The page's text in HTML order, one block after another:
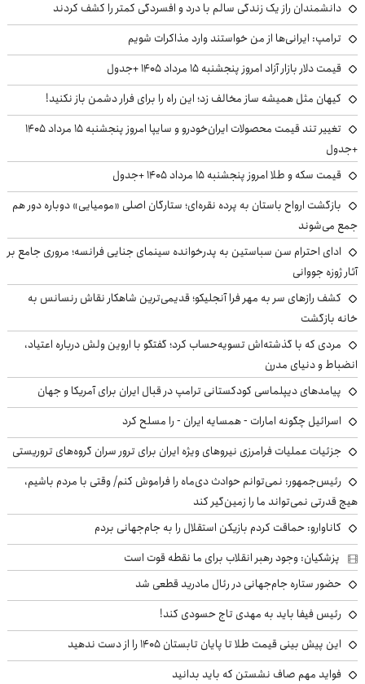
دانشمندان راز یک زندگی سالم با درد و افسردگی کمتر را کشف کردند
ترامپ: ایرانی‌ها از من خواستند وارد مذاکرات شویم
قیمت دلار بازار آزاد امروز پنجشنبه ۱۵ مرداد ۱۴۰۵ +جدول
کیهان مثل همیشه ساز مخالف زد؛ این راه را برای فرار دشمن باز نکنید!
تغییر تند قیمت محصولات ایران‌خودرو و سایپا امروز پنجشنبه ۱۵ مرداد ۱۴۰۵
+جدول
قیمت سکه و طلا امروز پنجشنبه ۱۵ مرداد ۱۴۰۵ +جدول
بازگشت ارواح باستان به پرده نقره‌ای؛ ستارگان اصلی «مومیایی» دوباره دور هم
جمع می‌شوند
ادای احترام سن سباستین به پدرخوانده سینمای جنایی فرانسه؛ مروری جامع بر
آثار ژوزه جووانی
کشف رازهای سر به مهر فرا آنجلیکو؛ قدیمی‌ترین شاهکار نقاش رنسانس به
خانه بازگشت
مردی که با گذشته‌اش تسویه‌حساب کرد؛ گفتگو با اروین ولش درباره اعتیاد،
انضباط و دنیای مدرن
پیامدهای دیپلماسی کودکستانی ترامپ در قبال ایران برای آمریکا و جهان
اسرائیل چگونه امارات - همسایه ایران - را مسلح کرد
جزئیات عملیات فرامرزی نیروهای ویژه ایران برای ترور سران گروه‌های تروریستی
رئیس‌جمهور: نمی‌توانم حوادث دی‌ماه را فراموش کنم/ وقتی با مردم باشیم،
هیچ قدرتی نمی‌تواند ما را زمین‌گیر کند
کاناوارو: حماقت کردم بازیکن استقلال را به جام‌جهانی بردم
پزشکیان: وجود رهبر انقلاب برای ما نقطه قوت است
حضور ستاره جام‌جهانی در رئال مادرید قطعی شد
رئیس فیفا باید به مهدی تاج حسودی کند!
این پیش بینی قیمت طلا تا پایان تابستان ۱۴۰۵ را از دست ندهید
فواید مهم صاف نشستن که باید بدانید